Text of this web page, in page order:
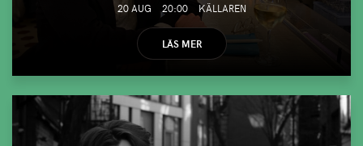
20 AUG 20:00 KÄLLAREN
LÄS MER